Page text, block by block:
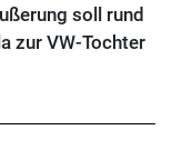
soll rund
zur VW-Tochter